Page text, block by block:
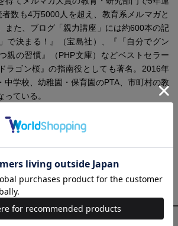
数も4万5000人を超え、教育系メルマガと
また、ブログ「親力講座」には約600本の記
で決まる！』（宝島社）、『「自分でグン
親の習慣』（PHP文庫）などベストセラー
ラゴン桜』の指南役としても著名。2016年
中学校、幼稚園・保育園のPTA、市町村の教
ている。
遊びながら学力が上がる「楽勉」
智可等の他の作品